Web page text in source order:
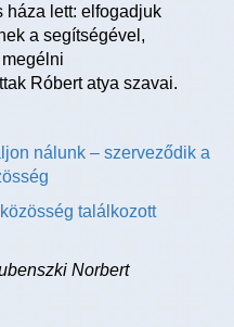
háza lett: elfogadjuk
a segítségével,
Róbert atya szavai.
nálunk – szerveződik a
találkozott
Norbert